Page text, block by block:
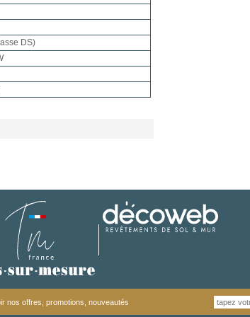
DS)
nos offres, promotions, nouveautés